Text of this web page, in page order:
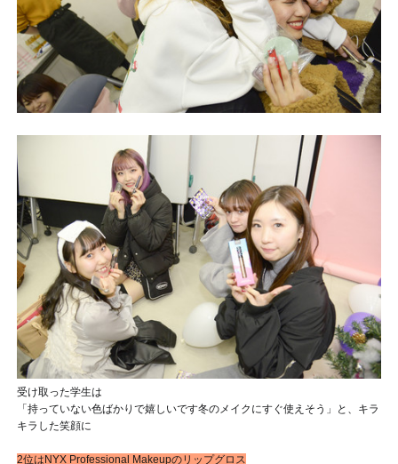
受け取った学生は
「持っていない色ばかりで嬉しいです冬のメイクにすぐ使えそう 」と、キラ
キラした笑顔に
2位はNYX Professional Makeupのリップグロス